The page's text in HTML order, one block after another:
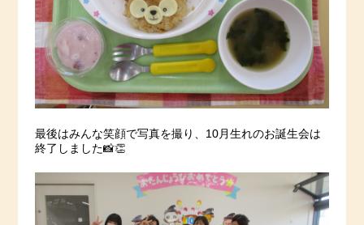
最後はみんな笑顔で写真を撮り、10月生れのお誕生会は
終了しました📸👏